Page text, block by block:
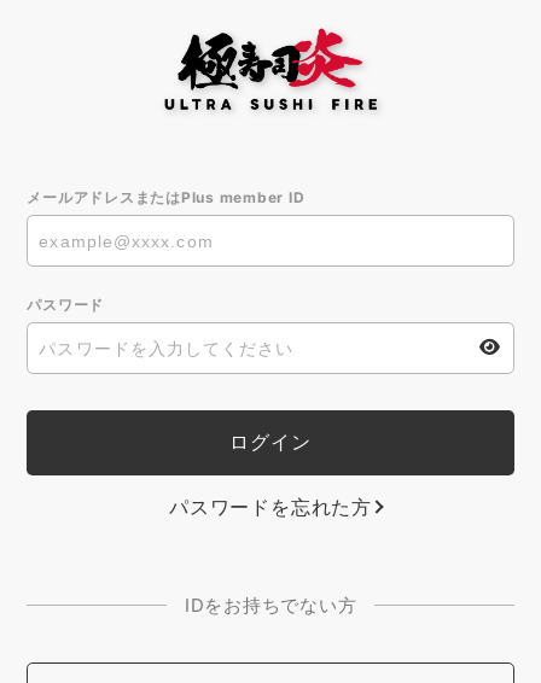
メールアドレスまたはPlus member ID
パスワード
パスワードを忘れた方
IDをお持ちでない方